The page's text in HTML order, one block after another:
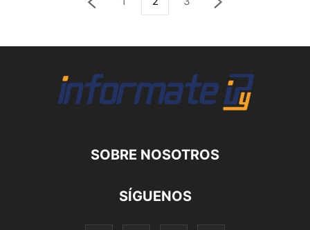
SOBRE NOSOTROS
SÍGUENOS